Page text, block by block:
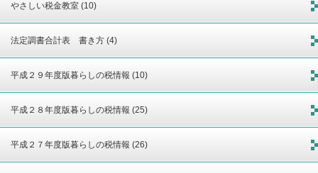
やさしい税金教室 (10)
法定調書合計表 書き方 (4)
平成２９年度版暮らしの税情報 (10)
平成２８年度版暮らしの税情報 (25)
平成２７年度版暮らしの税情報 (26)